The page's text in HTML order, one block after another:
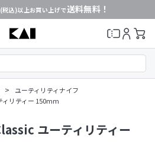
税込)以上お買い上げで送料無料！
> ユーティリティナイフ
ィリティー 150mm
ユーティリティー